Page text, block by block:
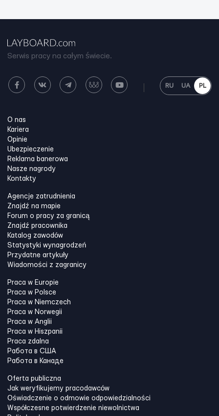
Serwis pracy na całym świecie.
RU UA PL
O nas
Kariera
Opinie
Ubezpieczenie
Reklama banerowa
Nasze nagrody
Kontakty
Agencje zatrudnienia
Znajdź na mapie
Forum o pracy za granicą
Znajdź pracownika
Katalog zawodów
Statystyki wynagrodzeń
Przydatne artykuły
Wiadomości z zagranicy
Praca w Europie
Praca w Polsce
Praca w Niemczech
Praca w Norwegii
Praca w Anglii
Praca w Hiszpanii
Praca zdalna
Работа в США
Работа в Канадe
Oferta publiczna
Jak weryfikujemy pracodawców
Oświadczenie o odmowie odpowiedzialności
Współczesne potwierdzenie niewolnictwa